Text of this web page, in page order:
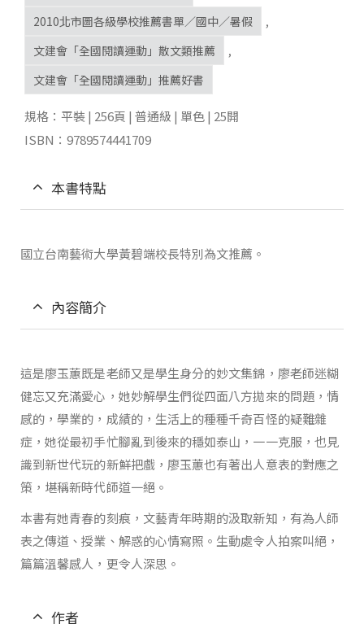
2010北市圖各級學校推薦書單／國中／暑假
,
文建會「全國閱讀運動」散文類推薦
,
文建會「全國閱讀運動」推薦好書
規格：平裝 | 256頁 | 普通級 | 單色 | 25開
ISBN：9789574441709
本書特點
國立台南藝術大學黃碧端校長特別為文推薦。
內容簡介
這是廖玉蕙既是老師又是學生身分的妙文集錦，廖老師迷糊
健忘又充滿愛心，她妙解學生們從四面八方拋來的問題，情
感的，學業的，成績的，生活上的種種千奇百怪的疑難雜
症，她從最初手忙腳亂到後來的穩如泰山，一一克服，也見
識到新世代玩的新鮮把戲，廖玉蕙也有著出人意表的對應之
策，堪稱新時代師道一絕。
本書有她青春的刻痕，文藝青年時期的汲取新知，有為人師
表之傳道、授業、解惑的心情寫照。生動處令人拍案叫絕，
篇篇溫馨感人，更令人深思。
作者